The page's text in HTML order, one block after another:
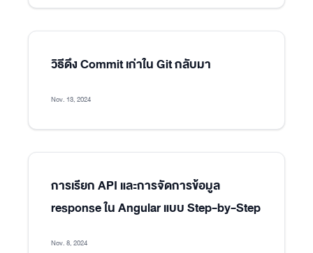
วิธีดึง Commit เก่าใน Git กลับมา
Nov. 13, 2024
การเรียก API และการจัดการข้อมูล
response ใน Angular แบบ Step-by-Step
Nov. 8, 2024